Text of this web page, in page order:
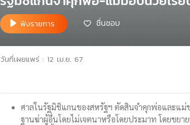
ฟังรายการ ชื่นชอบ
วันที่เผยแพร่ : 12 เม.ย. 67
ศาลในรัฐมิชิแกนของสหรัฐฯ ตัดสินจำคุกพ่อและแม่
ฐานฆ่าผู้อื่นโดยไม่เจตนาหรือโดยประมาท โดยขย